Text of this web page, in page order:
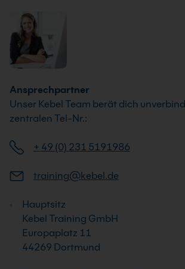
Ansprechpartner
Unser Kebel Team berät dich
zentralen Tel-Nr.:
+ 49 (0) 231 5191986
training@kebel.de
Hauptsitz
Kebel Training GmbH
Europaplatz 11
44269 Dortmund